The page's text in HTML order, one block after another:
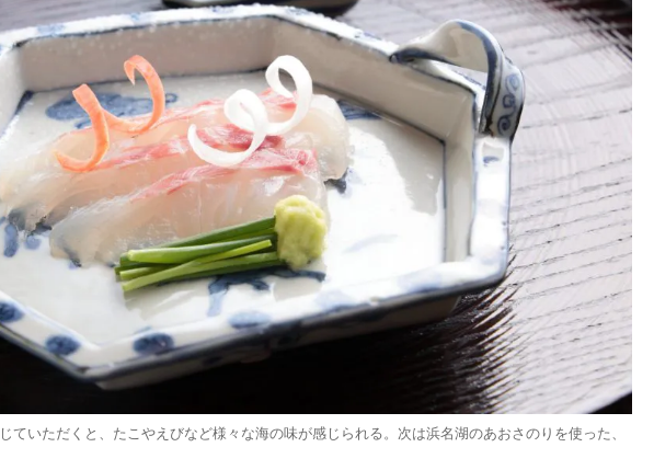
ていただくと、たこやえびなど様々な海の味が感じられる。次は浜名湖のあおさのりを使った、